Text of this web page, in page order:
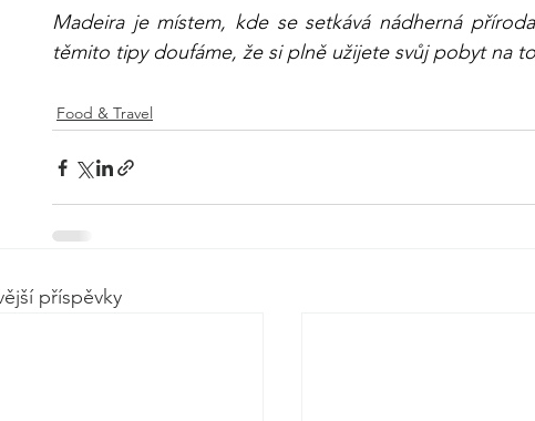
Madeira je místem, kde se setkává nádherná
těmito tipy doufáme, že si plně užijete svůj pobyt na
Food & Travel
příspěvky